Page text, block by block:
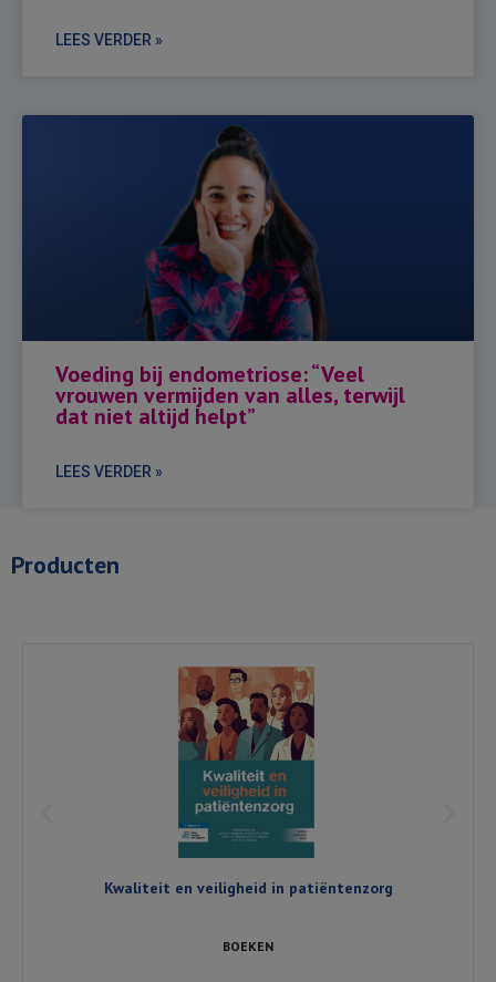
LEES VERDER »
Voeding bij endometriose: “Veel
vrouwen vermijden van alles, terwijl
dat niet altijd helpt”
LEES VERDER »
Producten
Kwaliteit en veiligheid in patiëntenzorg
BOEKEN